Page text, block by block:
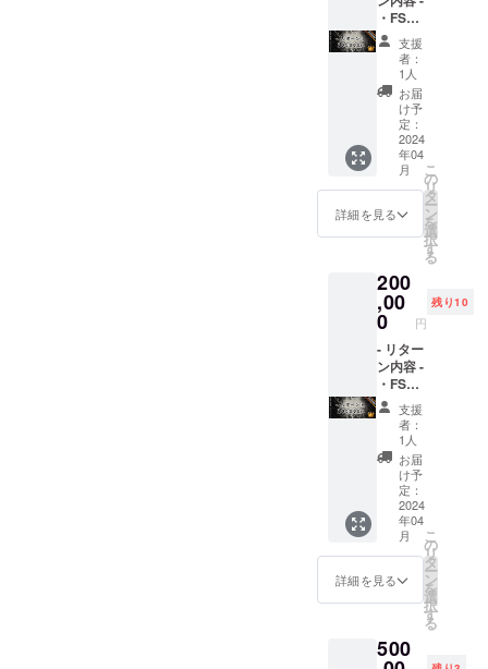
てくだ
さい！ -
リリー
スパー
ティー
につい
て 開催
予定日:
2023年
4月頃開
催予定
場所:東
定して
いま
す。
のコン
テンツ
と交換
した
り、バ
トルに
ベット
したり
できま
す。 ※
換金は
できま
せん。 -
リリー
ティー
につい
て 開催
予定日:
2023年
4月頃開
催予定
場所:東
京都渋
谷区付
近を予
定して
いま
す。
・FSC
リリー
スパー
ティー
ご招待
・アプ
リ内広
告(バト
ルの
ターン
中に表
示 全バ
トルの
2％前
プリの
協賛
ページ
に貴社
のロゴ
を表示
(中サイ
ズ) ・ア
プリ内
協賛
ページ
から貴
社の
Webサ
イトの
リンク
を掲載
(リンク
先はア
プリ更
変更可
能) ・
支援
者：
1人
お届
け予
定：
2024
年04
月
詳細を見る
こ
の
リ
タ
ー
ン
を
選
択
す
る
200
,00
0 円
残り10
- リター
ン内容 -
・FSC
リリー
スパー
ティー
ご招待
・アプ
リ内広
告(バト
ルの
ターン
中に表
示 全バ
トルの
5％前
プリの
協賛
支援
者：
1人
お届
け予
定：
2024
年04
月
詳細を見る
こ
の
リ
タ
ー
ン
を
選
択
す
る
500